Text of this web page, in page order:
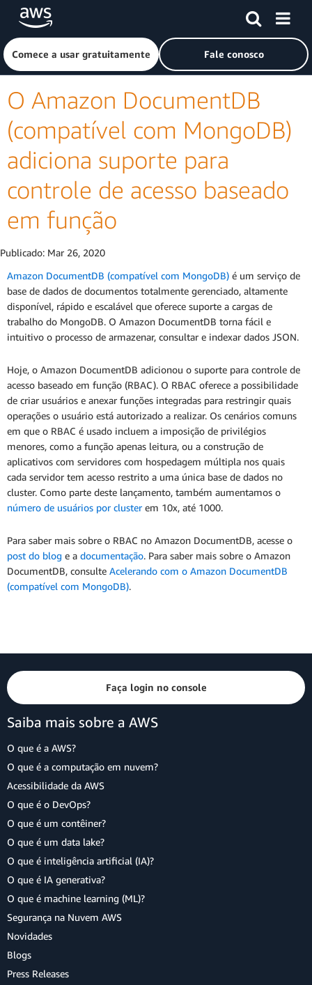
Pular para o conteúdo principal
Clique aqui para voltar à página inicial da Amazon Web
Comece a usar gratuitamente Fale conosco
O Amazon DocumentDB
(compatível com MongoDB)
adiciona suporte para
controle de acesso baseado
em função
Publicado: Mar 26, 2020
Amazon DocumentDB (compatível com MongoDB) é um serviço de
base de dados de documentos totalmente gerenciado, altamente
disponível, rápido e escalável que oferece suporte a cargas de
trabalho do MongoDB. O Amazon DocumentDB torna fácil e
intuitivo o processo de armazenar, consultar e indexar dados JSON.
Hoje, o Amazon DocumentDB adicionou o suporte para controle de
acesso baseado em função (RBAC). O RBAC oferece a possibilidade
de criar usuários e anexar funções integradas para restringir quais
operações o usuário está autorizado a realizar. Os cenários comuns
em que o RBAC é usado incluem a imposição de privilégios
menores, como a função apenas leitura, ou a construção de
aplicativos com servidores com hospedagem múltipla nos quais
cada servidor tem acesso restrito a uma única base de dados no
cluster. Como parte deste lançamento, também aumentamos o
número de usuários por clusterem 10x, até 1000.
Para saber mais sobre o RBAC no Amazon DocumentDB, acesse o
post do blog e a documentação. Para saber mais sobre o Amazon
DocumentDB, consulte Acelerando com o Amazon DocumentDB
(compatível com MongoDB).
Faça login no console
Saiba mais sobre a AWS
O que é a AWS?
O que é a computação em nuvem?
Acessibilidade da AWS
O que é o DevOps?
O que é um contêiner?
O que é um data lake?
O que é inteligência artificial (IA)?
O que é IA generativa?
O que é machine learning (ML)?
Segurança na Nuvem AWS
Novidades
Blogs
Press Releases